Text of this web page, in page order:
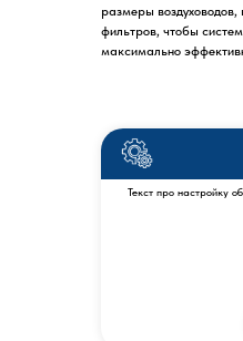
Текст про настройку
размеры воздуховодов,
фильтров, чтобы
максимально